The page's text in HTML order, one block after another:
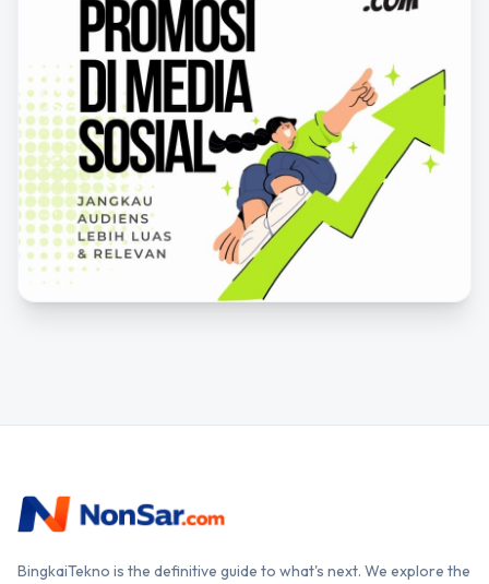
BingkaiTekno is the definitive guide to what's next. We explore the